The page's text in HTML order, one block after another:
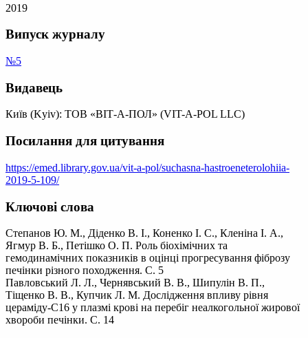
2019
Випуск журналу
№5
Видавець
Київ (Kyiv): ТОВ «ВІТ-А-ПОЛ» (VIT-A-POL LLC)
Посилання для цитування
https://emed.library.gov.ua/vit-a-pol/suchasna-hastroeneterolohiia-
2019-5-109/
Ключові слова
Степанов Ю. М., Діденко В. І., Коненко І. С., Кленіна І. А.,
Ягмур В. Б., Петішко О. П. Роль біохімічних та
гемодинамічних показників в оцінці прогресування фіброзу
печінки різного походження. С. 5
Павловський Л. Л., Чернявський В. В., Шипулін В. П.,
Тіщенко В. В., Купчик Л. М. Дослідження впливу рівня
цераміду-С16 у плазмі крові на перебіг неалкогольної жирової
хвороби печінки. С. 14